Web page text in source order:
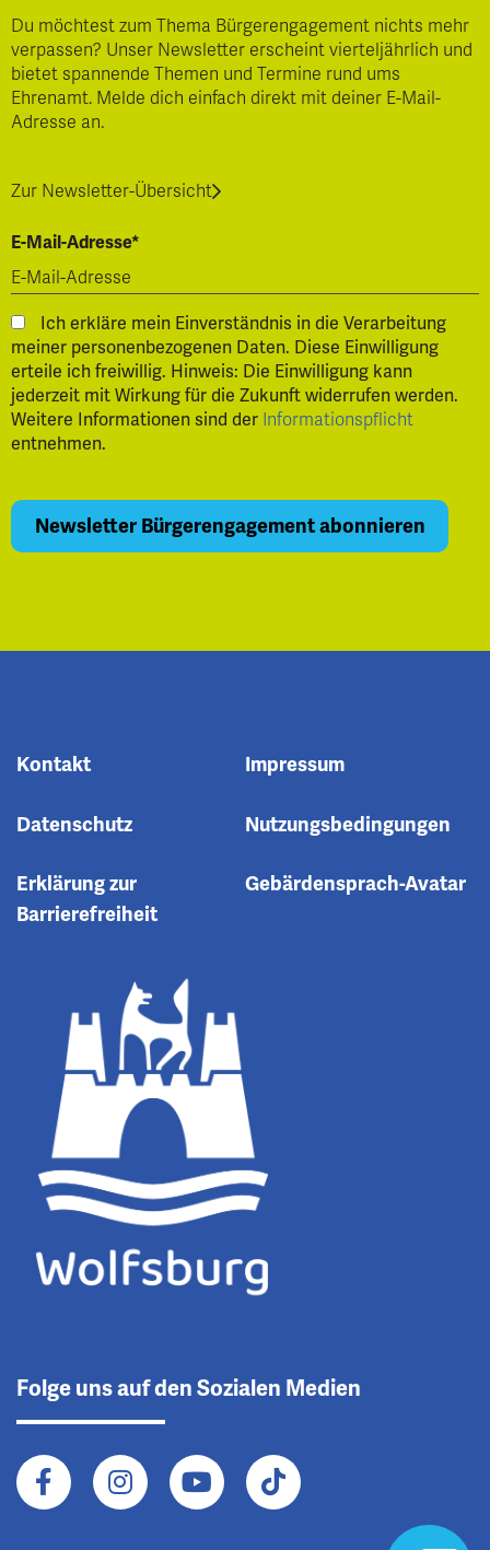
Du möchtest zum Thema Bürgerengagement nichts mehr
verpassen? Unser Newsletter erscheint vierteljährlich und
bietet spannende Themen und Termine rund ums
Ehrenamt. Melde dich einfach direkt mit deiner E-Mail-
Adresse an.
Zur Newsletter-Übersicht
E-Mail-Adresse*
Ich erkläre mein Einverständnis in die Verarbeitung
meiner personenbezogenen Daten. Diese Einwilligung
erteile ich freiwillig. Hinweis: Die Einwilligung kann
jederzeit mit Wirkung für die Zukunft widerrufen werden.
Weitere Informationen sind der Informationspflicht
entnehmen.
Kontakt Impressum
Datenschutz Nutzungsbedingungen
Erklärung zur
Barrierefreiheit
Gebärdensprach-Avatar
Folge uns auf den Sozialen Medien